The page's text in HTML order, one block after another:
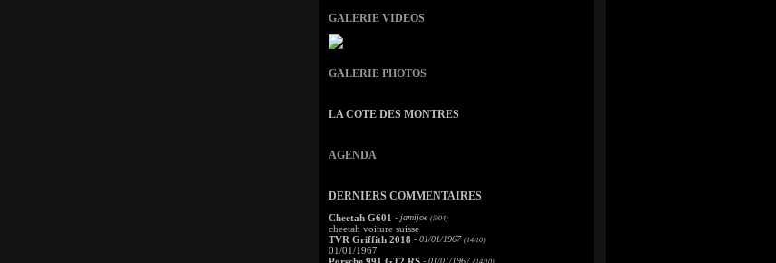
GALERIE VIDEOS
GALERIE PHOTOS
LA COTE DES MONTRES
AGENDA
DERNIERS COMMENTAIRES
Cheetah G601 - jamijoe (5/04)
cheetah voiture suisse
TVR Griffith 2018 - 01/01/1967 (14/10)
01/01/1967
- 01/01/1967